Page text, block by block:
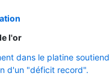
l'or
dans le platine
d'un "déficit record".